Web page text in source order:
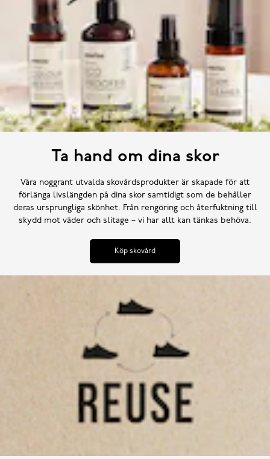
Ta hand om dina skor
Våra noggrant utvalda skovårdsprodukter är skapade för att
förlänga livslängden på dina skor samtidigt som de behåller
deras ursprungliga skönhet. Från rengöring och återfuktning till
skydd mot väder och slitage – vi har allt kan tänkas behöva.
Köp skovård